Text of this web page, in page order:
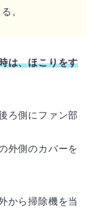
。
は、ほこりをす
ろ側にファン部
外側のカバーを
から掃除機を当